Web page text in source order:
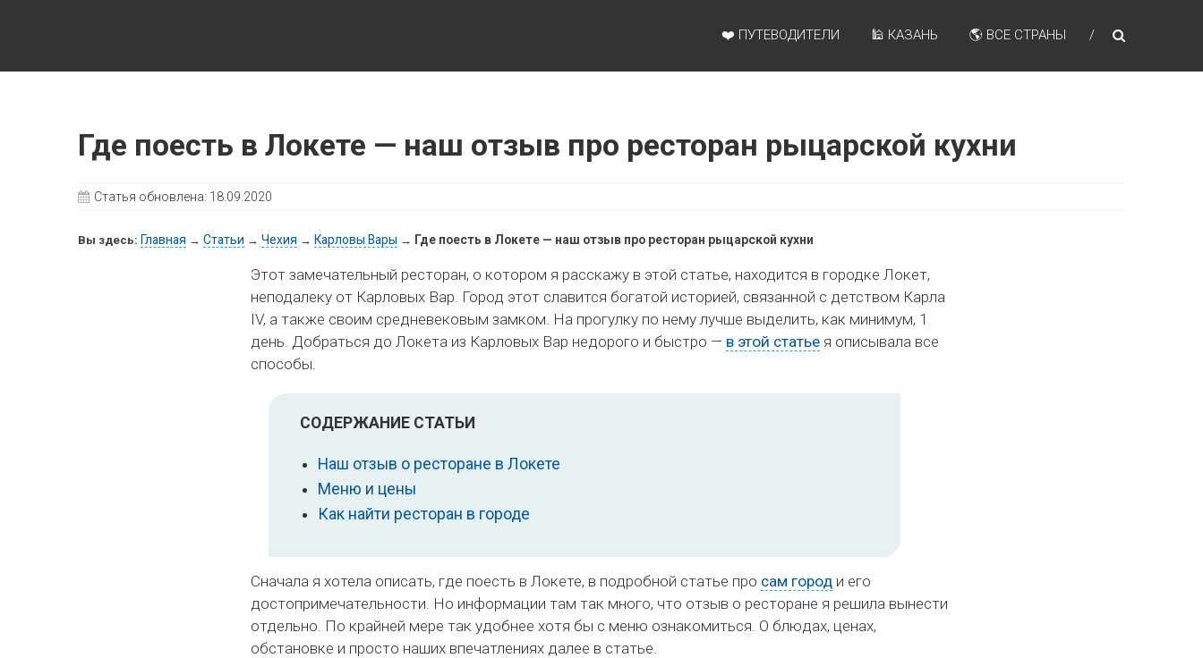
❤️ ПУТЕВОДИТЕЛИ 🕌 КАЗАНЬ 🌎 ВСЕ СТРАНЫ
Где поесть в Локете — наш отзыв про ресторан рыцарской кухни
Статья обновлена: 18.09.2020
Вы здесь: Главная → Статьи → Чехия → Карловы Вары → Где поесть в Локете — наш отзыв про ресторан рыцарской кухни
Этот замечательный ресторан, о котором я расскажу в этой статье, находится в городке Локет,
неподалеку от Карловых Вар. Город этот славится богатой историей, связанной с детством Карла
IV, а также своим средневековым замком. На прогулку по нему лучше выделить, как минимум, 1
день. Добраться до Локета из Карловых Вар недорого и быстро — в этой статье я описывала все
способы.
СОДЕРЖАНИЕ СТАТЬИ
Наш отзыв о ресторане в Локете
Меню и цены
Как найти ресторан в городе
Сначала я хотела описать, где поесть в Локете, в подробной статье про сам город и его
достопримечательности. Но информации там так много, что отзыв о ресторане я решила вынести
отдельно. По крайней мере так удобнее хотя бы с меню ознакомиться. О блюдах, ценах,
обстановке и просто наших впечатлениях далее в статье.